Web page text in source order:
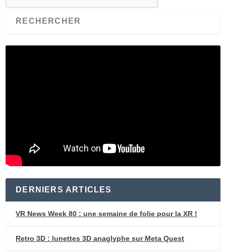
DERNIERS ARTICLES
VR News Week 80 : une semaine de folie pour la XR !
Retro 3D : lunettes 3D anaglyphe sur Meta Quest